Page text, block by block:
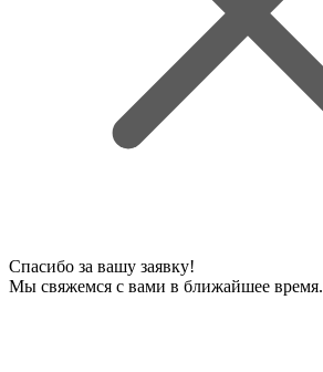
Спасибо за вашу заявку!
Мы свяжемся с вами в ближайшее время.